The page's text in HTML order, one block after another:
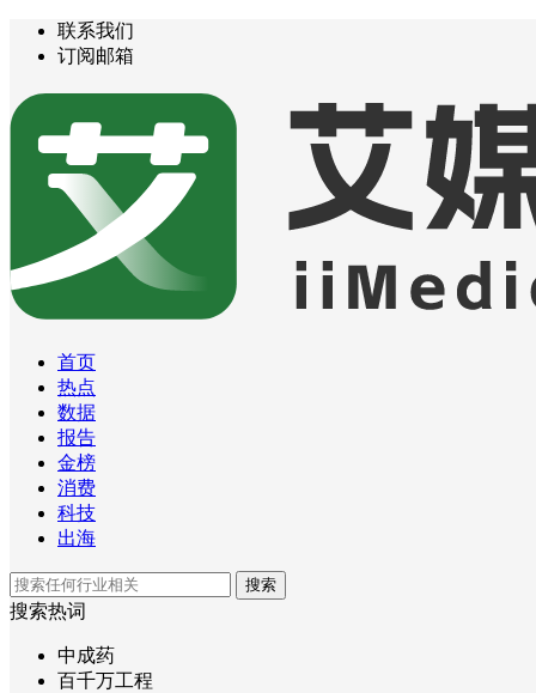
联系我们
订阅邮箱
首页
热点
数据
报告
金榜
消费
科技
出海
搜索
搜索热词
中成药
百千万工程